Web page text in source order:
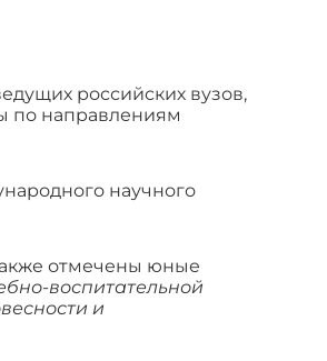
российских вузов,
по направлениям
научного
отмечены юные
воспитательной
и